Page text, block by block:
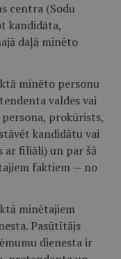
centra (Sodu
kandidāta,
daļā minēto
minēto personu
valdes vai
prokūrists,
kandidātu vai
ar filiāli) un par šā
faktiem — no
minētajiem
Pasūtītājs
dienesta ir